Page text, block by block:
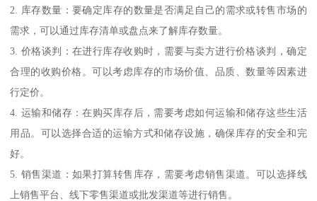
2. 库存数量：要确定库存的数量是否满足自己的需求或转售市场的
需求，可以通过库存清单或盘点来了解库存数量。
3. 价格谈判：在进行库存收购时，需要与卖方进行价格谈判，确定
合理的收购价格。可以考虑库存的市场价值、品质、数量等因素进
行定价。
4. 运输和储存：在购买库存后，需要考虑如何运输和储存这些生活
用品。可以选择合适的运输方式和储存设施，确保库存的安全和完
好。
5. 销售渠道：如果打算转售库存，需要考虑销售渠道。可以选择线
上销售平台、线下零售渠道或批发渠道等进行销售。